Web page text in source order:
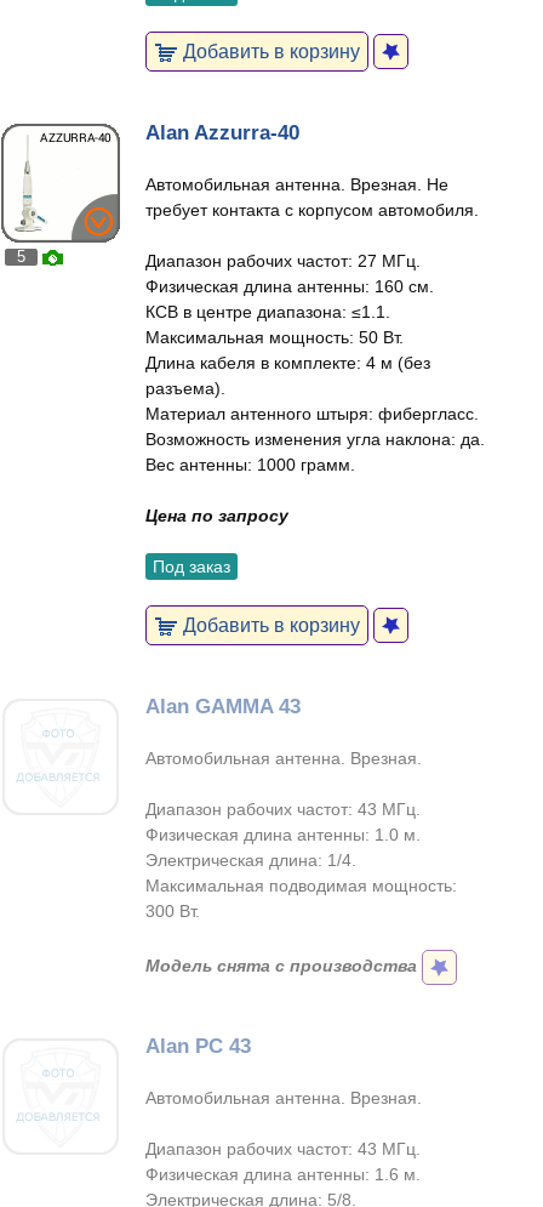
Добавить в корзину
5
Alan Azzurra-40
Автомобильная антенна. Врезная. Не
требует контакта с корпусом автомобиля.
Диапазон рабочих частот: 27 МГц.
Физическая длина антенны: 160 см.
КСВ в центре диапазона: ≤1.1.
Максимальная мощность: 50 Вт.
Длина кабеля в комплекте: 4 м (без
разъема).
Материал антенного штыря: фибергласс.
Возможность изменения угла наклона: да.
Вес антенны: 1000 грамм.
Цена по запросу
Под заказ
Добавить в корзину
Alan GAMMA 43
Автомобильная антенна. Врезная.
Диапазон рабочих частот: 43 МГц.
Физическая длина антенны: 1.0 м.
Электрическая длина: 1/4.
Максимальная подводимая мощность:
300 Вт.
Модель снята с производства
Alan PC 43
Автомобильная антенна. Врезная.
Диапазон рабочих частот: 43 МГц.
Физическая длина антенны: 1.6 м.
Электрическая длина: 5/8.